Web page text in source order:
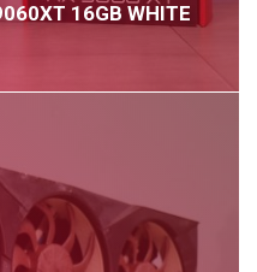
16GB WHITE